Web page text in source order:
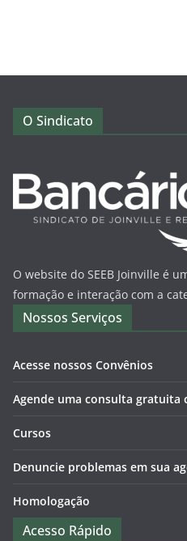
O Sindicato
O website do SEEB Joinville é
formação e interação com a
Nossos Serviços
Acesse nossos Convênios
Agende uma consulta gratuita
Cursos
Denuncie problemas em sua
Homologação
Acesso Rápido